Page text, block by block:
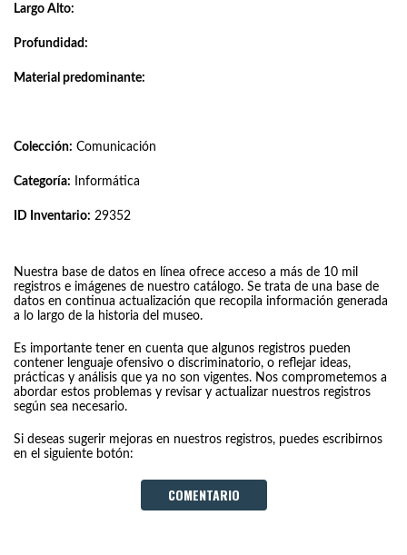
Largo Alto:
Profundidad:
Material predominante:
Colección: Comunicación
Categoría: Informática
ID Inventario: 29352
Nuestra base de datos en línea ofrece acceso a más de 10 mil
registros e imágenes de nuestro catálogo. Se trata de una base de
datos en continua actualización que recopila información generada
a lo largo de la historia del museo.
Es importante tener en cuenta que algunos registros pueden
contener lenguaje ofensivo o discriminatorio, o reflejar ideas,
prácticas y análisis que ya no son vigentes. Nos comprometemos a
abordar estos problemas y revisar y actualizar nuestros registros
según sea necesario.
Si deseas sugerir mejoras en nuestros registros, puedes escribirnos
en el siguiente botón:
COMENTARIO